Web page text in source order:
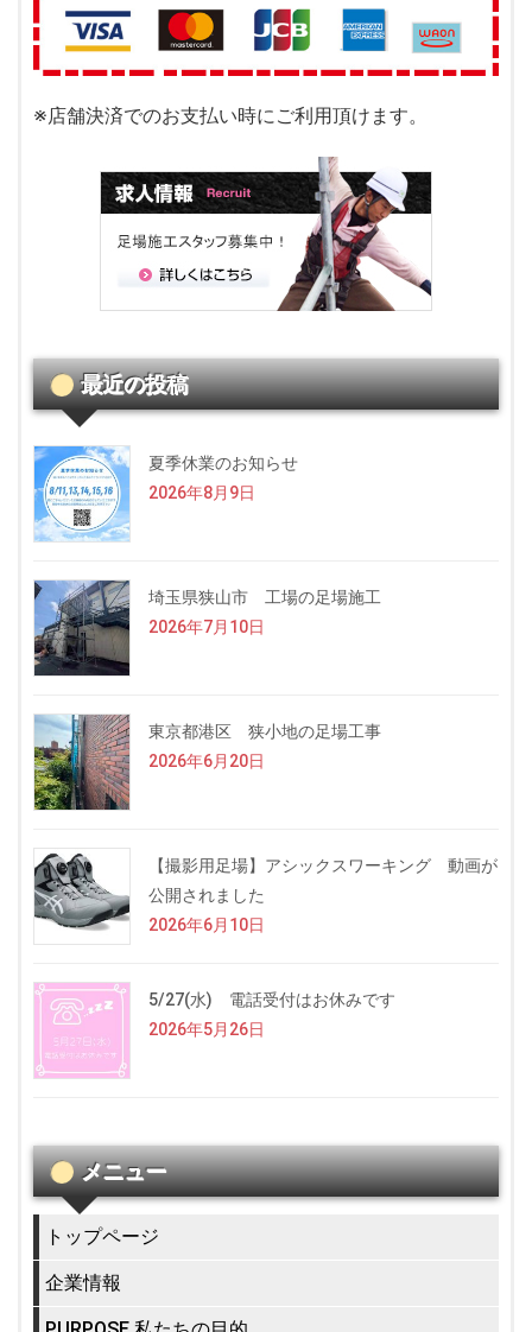
※店舗決済でのお支払い時にご利用頂けます。
最近の投稿
夏季休業のお知らせ
2026年8月9日
埼玉県狭山市 工場の足場施工
2026年7月10日
東京都港区 狭小地の足場工事
2026年6月20日
【撮影用足場】アシックスワーキング 動画が
公開されました
2026年6月10日
5/27(水) 電話受付はお休みです
2026年5月26日
メニュー
トップページ
企業情報